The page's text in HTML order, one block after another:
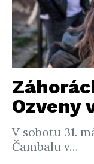
Ozveny
V sobotu 31.
Čambalu v…